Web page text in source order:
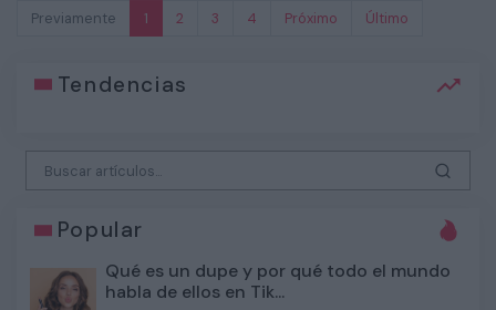
Previamente
1 2 3 4 Próximo Último
Tendencias
Popular
Qué es un dupe y por qué todo el mundo
habla de ellos en Tik...